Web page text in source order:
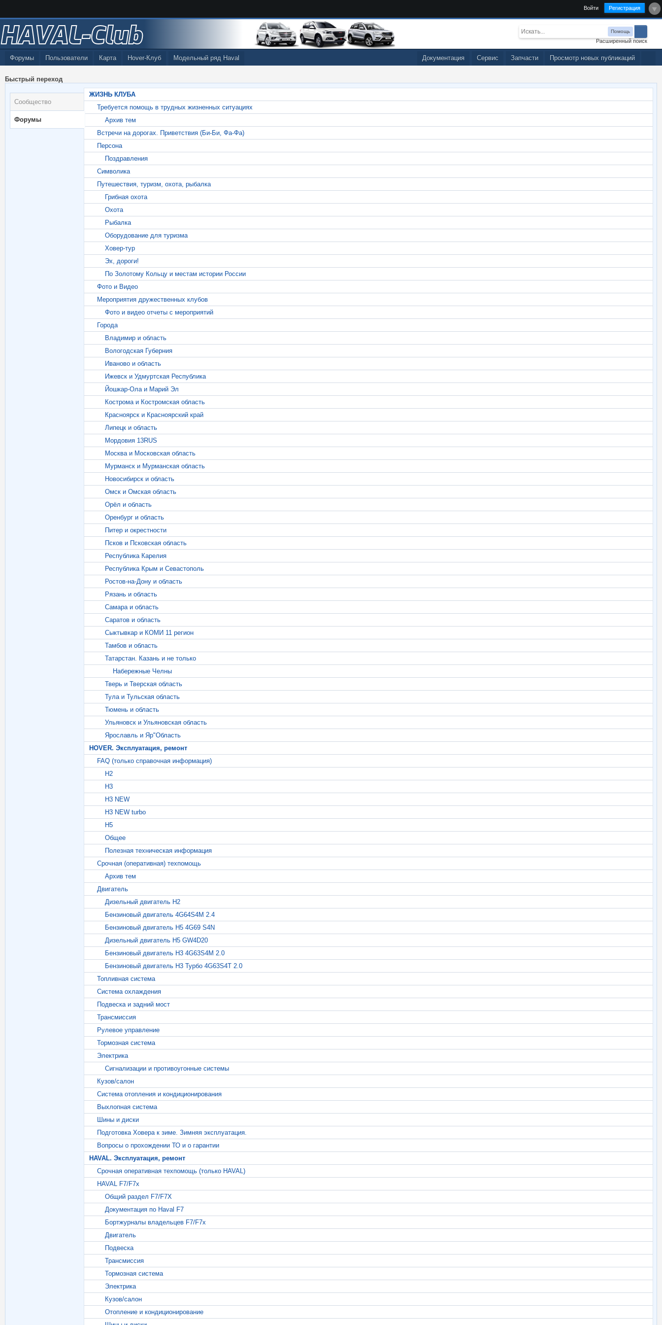
Войти Регистрация
HAVAL-Club Помощь
Расширенный поиск
Просмотр новых публикаций
Карта Hover-Клуб Модельный ряд Haval Запчасти
Сервис
Документация
Форумы Пользователи
Быстрый переход
Сообщество
Форумы
ЖИЗНЬ КЛУБА
Требуется помощь в трудных жизненных ситуациях
Архив тем
Встречи на дорогах. Приветствия (Би-Би, Фа-Фа)
Персона
Поздравления
Символика
Путешествия, туризм, охота, рыбалка
Грибная охота
Охота
Рыбалка
Оборудование для туризма
Ховер-тур
Эх, дороги!
По Золотому Кольцу и местам истории России
Фото и Видео
Мероприятия дружественных клубов
Фото и видео отчеты с мероприятий
Города
Владимир и область
Вологодская Губерния
Иваново и область
Ижевск и Удмуртская Республика
Йошкар-Ола и Марий Эл
Кострома и Костромская область
Красноярск и Красноярский край
Липецк и область
Мордовия 13RUS
Москва и Московская область
Мурманск и Мурманская область
Новосибирск и область
Омск и Омская область
Орёл и область
Оренбург и область
Питер и окрестности
Псков и Псковская область
Республика Карелия
Республика Крым и Севастополь
Ростов-на-Дону и область
Рязань и область
Самара и область
Саратов и область
Сыктывкар и КОМИ 11 регион
Тамбов и область
Татарстан. Казань и не только
Набережные Челны
Тверь и Тверская область
Тула и Тульская область
Тюмень и область
Ульяновск и Ульяновская область
Ярославль и Яр"Область
HOVER. Эксплуатация, ремонт
FAQ (только справочная информация)
Н2
Н3
H3 NEW
H3 NEW turbo
Н5
Общее
Полезная техническая информация
Срочная (оперативная) техпомощь
Архив тем
Двигатель
Дизельный двигатель H2
Бензиновый двигатель 4G64S4M 2.4
Бензиновый двигатель H5 4G69 S4N
Дизельный двигатель Н5 GW4D20
Бензиновый двигатель Н3 4G63S4M 2.0
Бензиновый двигатель Н3 Турбо 4G63S4Т 2.0
Топливная система
Система охлаждения
Подвеска и задний мост
Трансмиссия
Рулевое управление
Тормозная система
Электрика
Сигнализации и противоугонные системы
Кузов/салон
Система отопления и кондиционирования
Выхлопная система
Шины и диски
Подготовка Ховера к зиме. Зимняя эксплуатация.
Вопросы о прохождении ТО и о гарантии
HAVAL. Эксплуатация, ремонт
Срочная оперативная техпомощь (только HAVAL)
HAVAL F7/F7x
Общий раздел F7/F7X
Документация по Haval F7
Бортжурналы владельцев F7/F7x
Двигатель
Подвеска
Трансмиссия
Тормозная система
Электрика
Кузов/салон
Отопление и кондиционирование